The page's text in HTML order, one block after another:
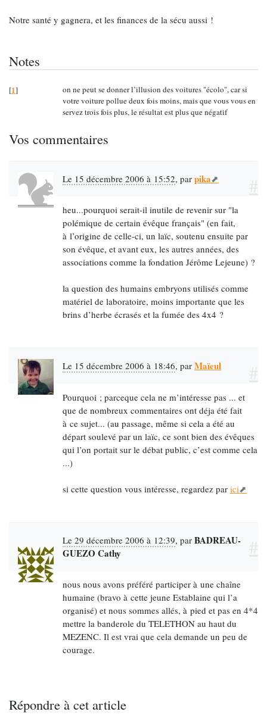
Notre santé y gagnera, et les finances de la sécu aussi !
Notes
[1]
on ne peut se donner l’illusion des voitures "écolo", car si
votre voiture pollue deux fois moins, mais que vous vous en
servez trois fois plus, le résultat est plus que négatif
Vos commentaires
Le 15 décembre 2006 à 15:52, par pika
heu...pourquoi serait-il inutile de revenir sur "la
polémique de certain évêque français" (en fait,
à l’origine de celle-ci, un laïc, soutenu ensuite par
son évêque, et avant eux, les autres années, des
associations comme la fondation Jérôme Lejeune) ?
la question des humains embryons utilisés comme
matériel de laboratoire, moins importante que les
brins d’herbe écrasés et la fumée des 4x4 ?
Le 15 décembre 2006 à 18:46, par Maïeul
Pourquoi ; parceque cela ne m’intéresse pas ... et
que de nombreux commentaires ont déja été fait
à ce sujet... (au passage, même si cela a été au
départ soulevé par un laïc, ce sont bien des évêques
qui l’on portait sur le débat public, c’est comme cela
...)
si cette question vous intéresse, regardez par ici
Le 29 décembre 2006 à 12:39, par BADREAU-
GUEZO Cathy
nous nous avons préféré participer à une chaîne
humaine (bravo à cette jeune Establaine qui l’a
organisé) et nous sommes allés, à pied et pas en 4*4
mettre la banderole du TELETHON au haut du
MEZENC. Il est vrai que cela demande un peu de
courage.
Répondre à cet article